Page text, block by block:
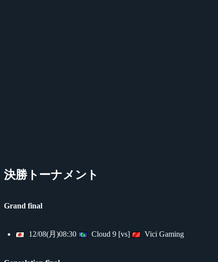
決勝トーナメント
Grand final
12/08(月)08:30 Cloud 9 [vs] Vici Gaming